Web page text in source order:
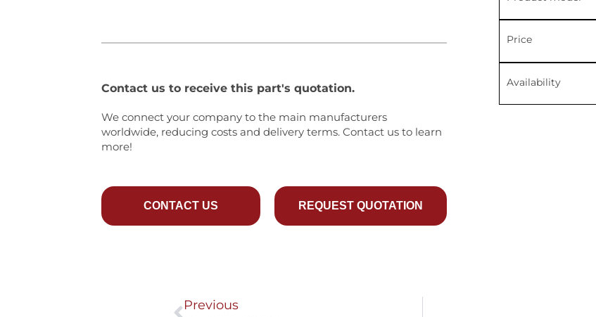
Contact us to receive this part's quotation.
We connect your company to the main manufacturers
worldwide, reducing costs and delivery terms. Contact us to learn
more!
CONTACT US REQUEST QUOTATION
Price
Availability
Prev
Previous